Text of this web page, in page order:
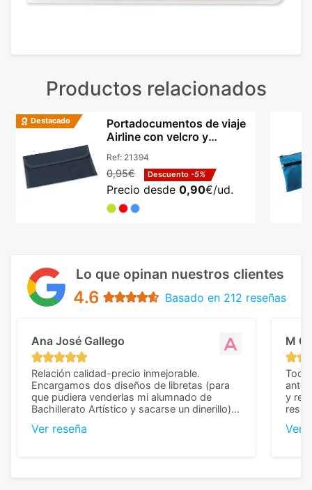
Productos relacionados
Destacado
Portadocumentos de viaje
Airline con velcro y
Ref: 21394
0,95€ Descuento -5%
Precio desde 0,90€/ud.
Lo que opinan nuestros clientes
4.6 Basado en 212 reseñas
Ana José Gallego
Relación calidad-precio inmejorable.
Encargamos dos diseños de libretas (para
que pudiera venderlas mi alumnado de
Bachillerato Artístico y sacarse un dinerillo) y
diferencia, con libretas de muy buena calidad
Ver reseña
M C
Todo
y
Ver